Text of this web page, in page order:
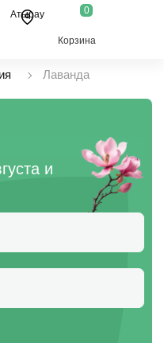
Атырау 0
Корзина
Лаванда
и